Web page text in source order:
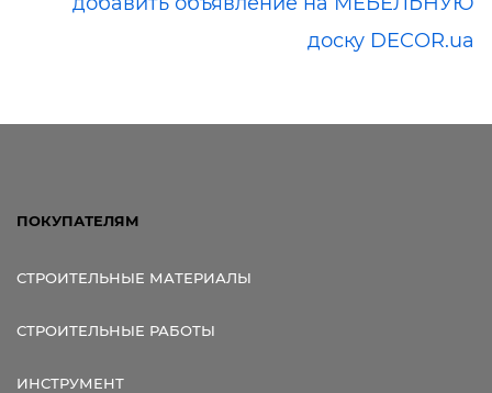
доску DECOR.ua
ПОКУПАТЕЛЯМ
СТРОИТЕЛЬНЫЕ МАТЕРИАЛЫ
СТРОИТЕЛЬНЫЕ РАБОТЫ
ИНСТРУМЕНТ